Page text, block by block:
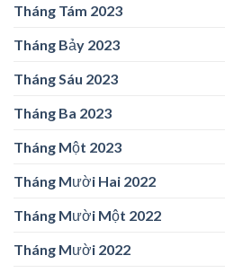
Tháng Tám 2023
Tháng Bảy 2023
Tháng Sáu 2023
Tháng Ba 2023
Tháng Một 2023
Tháng Mười Hai 2022
Tháng Mười Một 2022
Tháng Mười 2022